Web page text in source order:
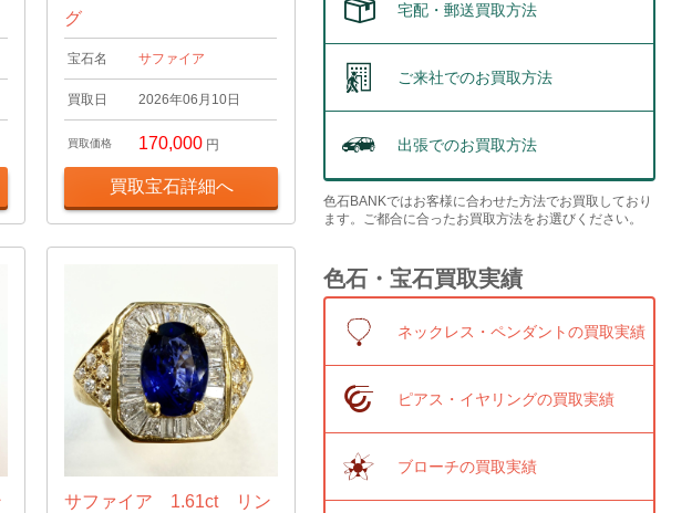
グ
宝石名 サファイア
買取日 2026年06月10日
買取価格 170,000 円
買取宝石詳細へ
サファイア 1.61ct リン
宅配・郵送買取方法
ご来社でのお買取方法
出張でのお買取方法
色石BANKではお客様に合わせた方法でお買取しており
ます。ご都合に合ったお買取方法をお選びください。
色石・宝石買取実績
ネックレス・ペンダントの買取実績
ピアス・イヤリングの買取実績
ブローチの買取実績